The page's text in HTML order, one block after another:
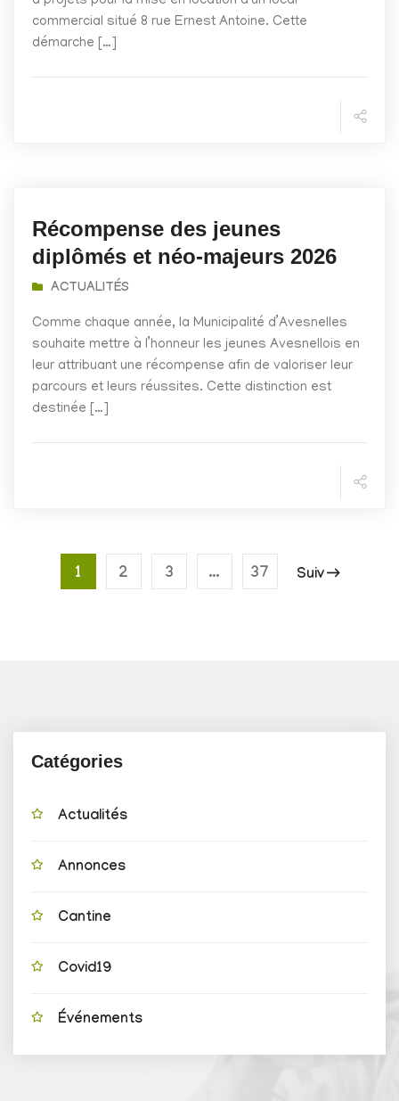
commercial situé 8 rue Ernest Antoine. Cette
démarche […]
Récompense des jeunes
diplômés et néo-majeurs 2026
ACTUALITÉS
Comme chaque année, la Municipalité d’Avesnelles
souhaite mettre à l’honneur les jeunes Avesnellois en
leur attribuant une récompense afin de valoriser leur
parcours et leurs réussites. Cette distinction est
destinée […]
1 2 3 … 37 Suiv
Catégories
Actualités
Annonces
Cantine
Covid19
Événements